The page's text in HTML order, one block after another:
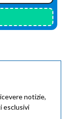
notizie,
esclusivi